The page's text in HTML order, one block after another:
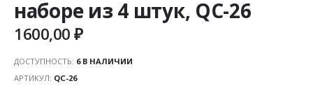
наборе из 4 штук, QC-26
1600,00₽
ДОСТУПНОСТЬ: 6 В НАЛИЧИИ
АРТИКУЛ: QC-26